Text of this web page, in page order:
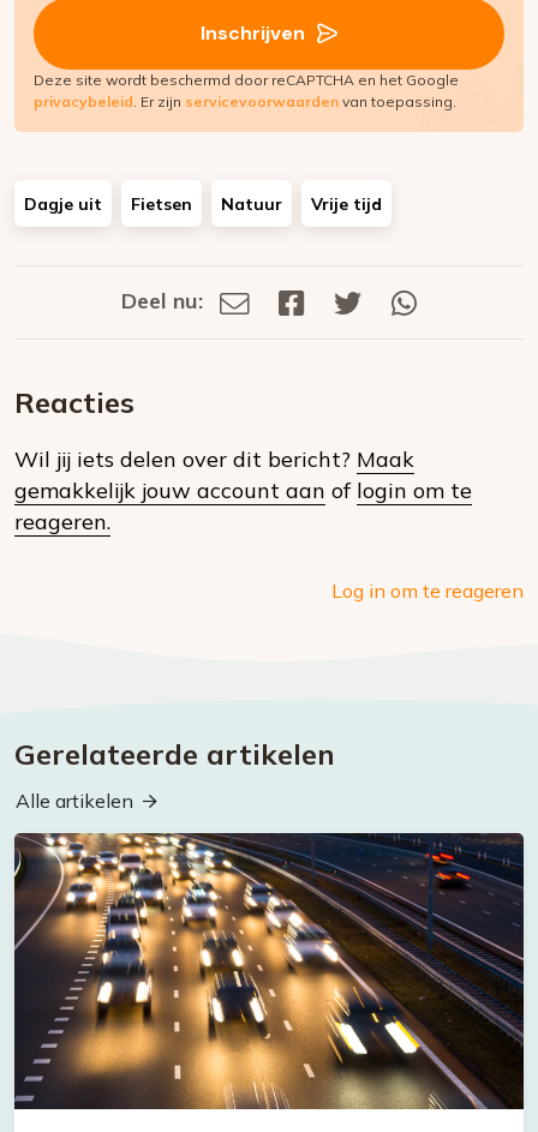
(Vereist)
Inschrijven
Deze site wordt beschermd door reCAPTCHA en het Google
privacybeleid. Er zijn servicevoorwaarden van toepassing.
Dagje uit Fietsen Natuur Vrije tijd
Deel
social
Deel nu:
Deel
Deel
Deel
Reacties
Wil jij iets delen over dit bericht? Maak
gemakkelijk jouw account aan of login om te
reageren.
Log in om te reageren
Gerelateerde artikelen
Alle artikelen